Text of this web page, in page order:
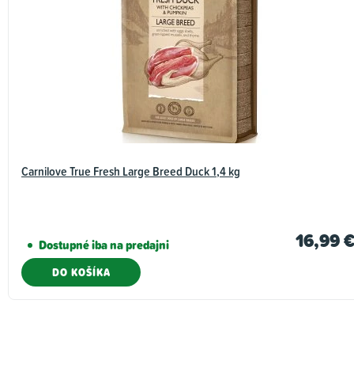
Carnilove True Fresh Large Breed Duck 1,4 kg
Dostupné iba na predajni 16,99
DO KOŠÍKA